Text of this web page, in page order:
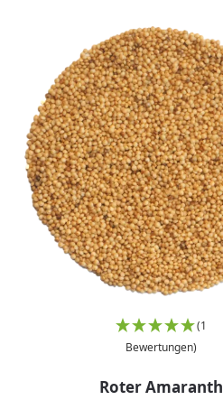
(1
Bewertungen)
Roter Amaranth